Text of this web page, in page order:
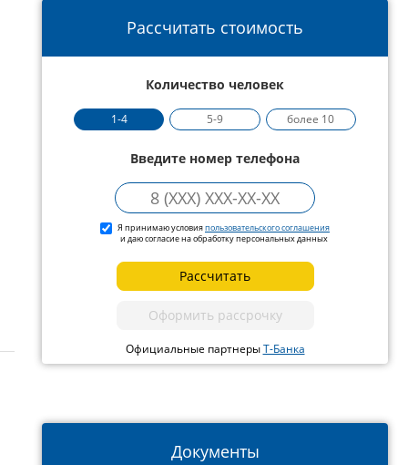
Рассчитать стоимость
Количество человек
1-4 5-9 более 10
Введите номер телефона
Я принимаю условияпользовательского соглашения
и даю согласие на обработку персональных данных
Рассчитать
Оформить рассрочку
Официальные партнерыТ-Банка
Документы